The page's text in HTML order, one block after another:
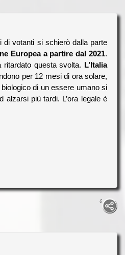
di votanti si schierò dalla parte
Europea a partire dal 2021.
ritardato questa svolta. L’Italia
per 12 mesi di ora solare,
di un essere umano si
alzarsi più tardi. L’ora legale è
6